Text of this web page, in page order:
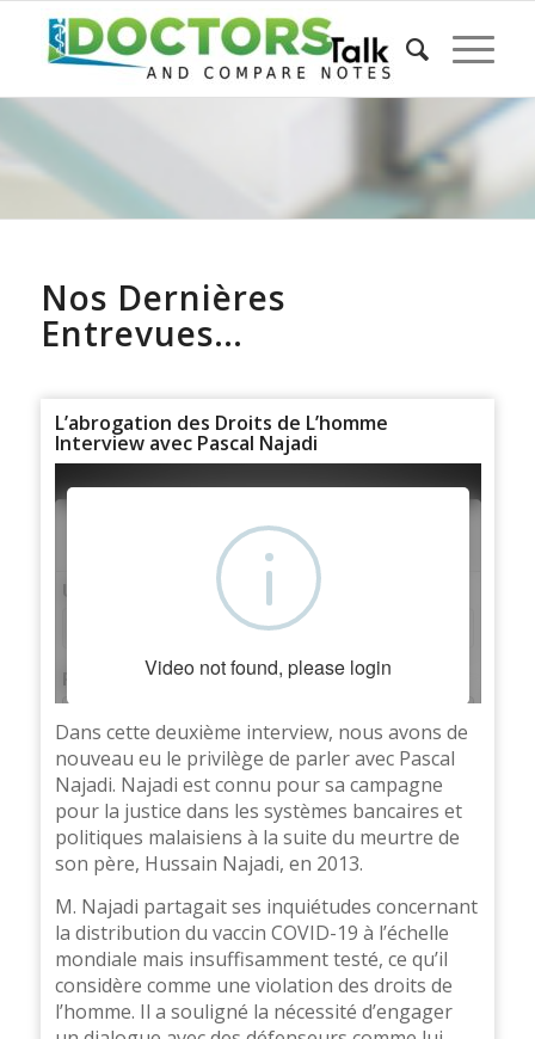
Nos Dernières
Entrevues…
L’abrogation des Droits de L’homme
Interview avec Pascal Najadi
Dans cette deuxième interview, nous avons de
nouveau eu le privilège de parler avec Pascal
Najadi. Najadi est connu pour sa campagne
pour la justice dans les systèmes bancaires et
politiques malaisiens à la suite du meurtre de
son père, Hussain Najadi, en 2013.
M. Najadi partagait ses inquiétudes concernant
la distribution du vaccin COVID-19 à l’échelle
mondiale mais insuffisamment testé, ce qu’il
considère comme une violation des droits de
l’homme. Il a souligné la nécessité d’engager